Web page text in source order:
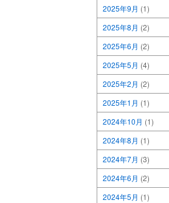
2025年9月 (1)
2025年8月 (2)
2025年6月 (2)
2025年5月 (4)
2025年2月 (2)
2025年1月 (1)
2024年10月 (1)
2024年8月 (1)
2024年7月 (3)
2024年6月 (2)
2024年5月 (1)